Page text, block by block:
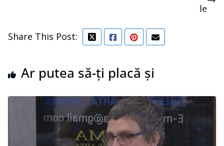
le
Share This Post:
Ar putea să-ți placă și